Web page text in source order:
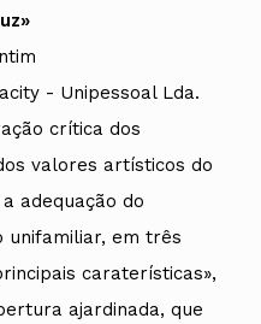
- Unipessoal Lda.
crítica dos
valores artísticos do
adequação do
unifamiliar, em três
caraterísticas»,
ajardinada, que